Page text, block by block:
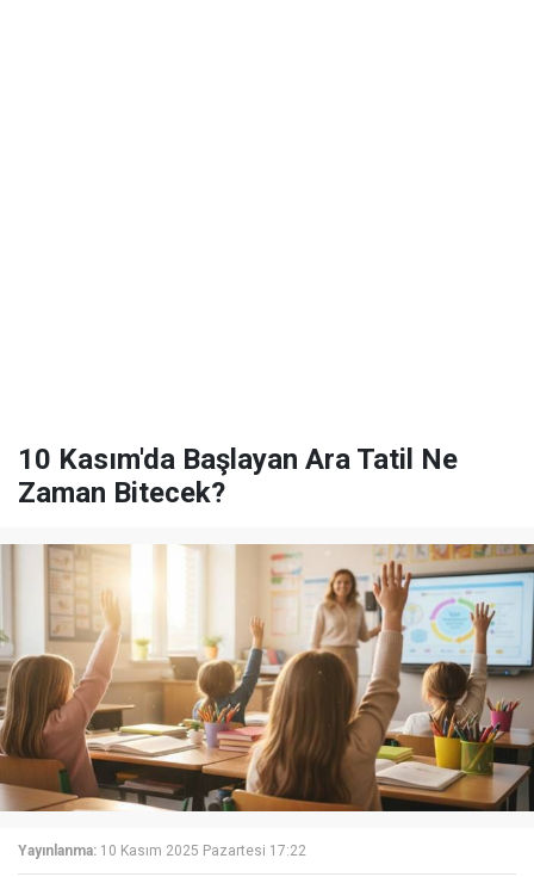
10 Kasım'da Başlayan Ara Tatil Ne
Zaman Bitecek?
Yayınlanma: 10 Kasım 2025 Pazartesi 17:22